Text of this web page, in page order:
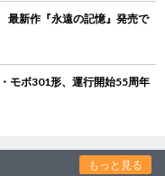
新作『永遠の記憶』発売で
モボ301形、運行開始55周年
もっと見る